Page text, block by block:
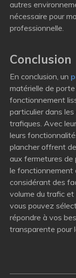
autres
nécessaire pour
professionnelle.
Conclusion
En conclusion, un
matérielle de
fonctionnement
particulier dans
trafiques. Avec
leurs
plancher offrent
aux fermetures
le fonctionnement
considérant des
volume du trafic
vous pouvez
répondre à vos
transparente pour